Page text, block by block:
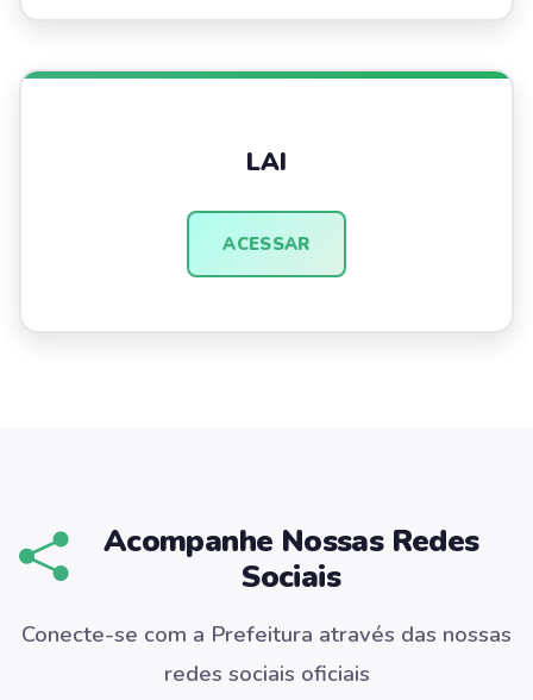
LAI
ACESSAR
Acompanhe Nossas Redes
Sociais
Conecte-se com a Prefeitura através das nossas
redes sociais oficiais